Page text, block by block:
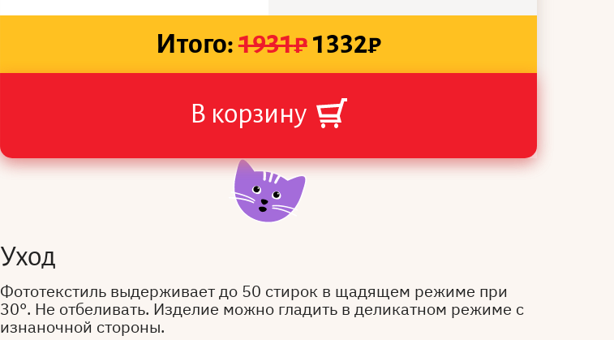
Итого:1931₽1332₽
В корзину
Уход
Фототекстиль выдерживает до 50 стирок в щадящем режиме при
30°. Не отбеливать. Изделие можно гладить в деликатном режиме с
изнаночной стороны.